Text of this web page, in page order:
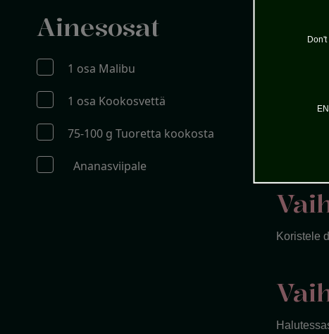
Ainesosat
1 osa Malibu
1 osa Kookosvettä
75-100 g Tuoretta kookosta
Ananasviipale
Koristele